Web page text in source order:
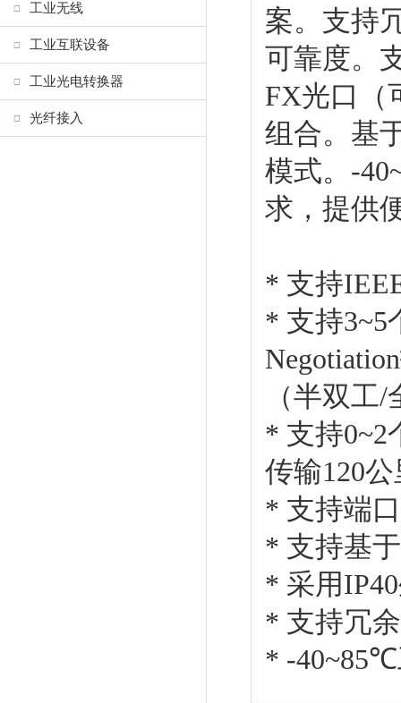
工业无线
工业互联设备
工业光电转换器
光纤接入
案。支持
可靠度。
FX光口（
组合。基
模式。-
求，提供
* 支持
* 支持3~5
（半双工
* 支持0~2
传输120公
* 支持端
* 支持基
* 采用
* 支持冗
* -